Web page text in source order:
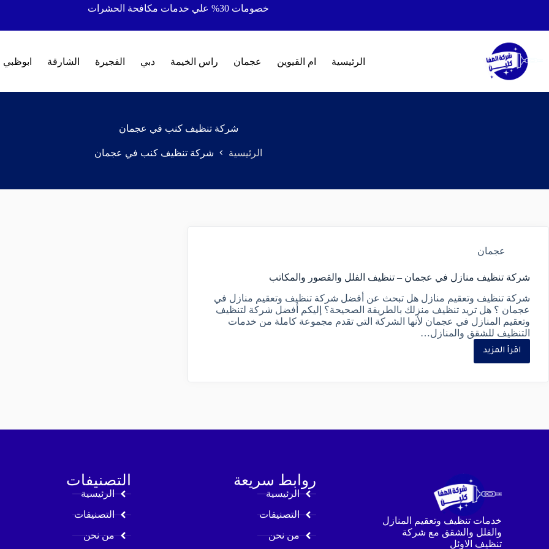
خصومات 30% علي خدمات مكافحة الحشرات
الرئيسية ام القيوين عجمان راس الخيمة دبي الفجيرة الشارقة ابوظبي
شركة تنظيف كنب في عجمان
الرئيسية شركة تنظيف كنب في عجمان
عجمان
شركة تنظيف منازل في عجمان – تنظيف الفلل والقصور والمكاتب
شركة تنظيف وتعقيم منازل هل تبحث عن أفضل شركة تنظيف وتعقيم منازل في
عجمان ؟ هل تريد تنظيف منزلك بالطريقة الصحيحة؟ إليكم أفضل شركة لتنظيف
وتعقيم المنازل في عجمان لأنها الشركة التي تقدم مجموعة كاملة من خدمات
التنظيف للشقق والمنازل…
اقرأ المزيد
خدمات تنظيف وتعقيم المنازل
والفلل والشقق مع شركة
تنظيف الاوئل
روابط سريعة
الرئيسية
التصنيفات
من نحن
التصنيفات
الرئيسية
التصنيفات
من نحن